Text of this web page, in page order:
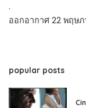
.
ออกอากาศ 22 พฤษ
popular posts